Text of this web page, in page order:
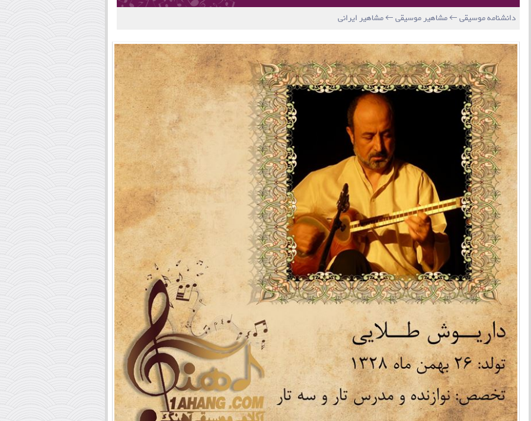
دانشنامه موسیقی ← مشاهیر موسیقی ← مشاهیر ایرانی